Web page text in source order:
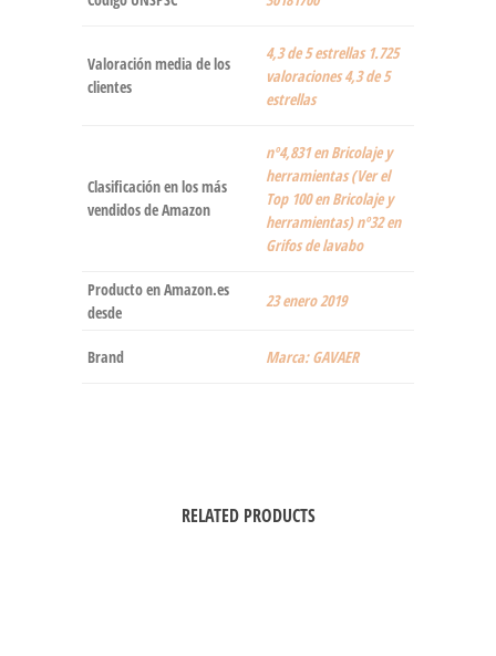
Valoración media de los
clientes
4,3 de 5 estrellas 1.725
valoraciones 4,3 de 5
estrellas
Clasificación en los más
vendidos de Amazon
nº4,831 en Bricolaje y
herramientas (Ver el
Top 100 en Bricolaje y
herramientas) nº32 en
Grifos de lavabo
Producto en Amazon.es
desde
23 enero 2019
Brand Marca: GAVAER
RELATED PRODUCTS